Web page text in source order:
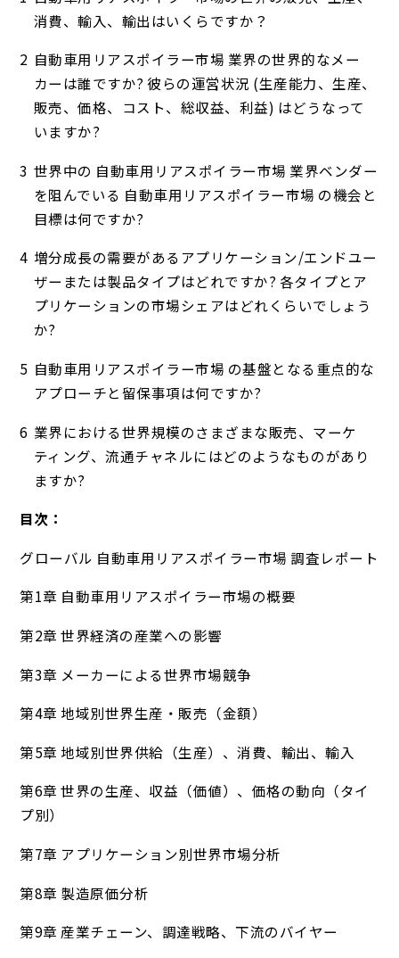
消費、輸入、輸出はいくらですか？
自動車用リアスポイラー市場 業界の世界的なメー
カーは誰ですか? 彼らの運営状況 (生産能力、生産、
販売、価格、コスト、総収益、利益) はどうなって
いますか?
世界中の 自動車用リアスポイラー市場 業界ベンダー
を阻んでいる 自動車用リアスポイラー市場 の機会と
目標は何ですか?
増分成長の需要があるアプリケーション/エンドユー
ザーまたは製品タイプはどれですか? 各タイプとア
プリケーションの市場シェアはどれくらいでしょう
か?
自動車用リアスポイラー市場 の基盤となる重点的な
アプローチと留保事項は何ですか?
業界における世界規模のさまざまな販売、マーケ
ティング、流通チャネルにはどのようなものがあり
ますか?
目次：
グローバル 自動車用リアスポイラー市場 調査レポート
第1章 自動車用リアスポイラー市場の概要
第2章 世界経済の産業への影響
第3章 メーカーによる世界市場競争
第4章 地域別世界生産・販売（金額）
第5章 地域別世界供給（生産）、消費、輸出、輸入
第6章 世界の生産、収益（価値）、価格の動向（タイ
プ別）
第7章 アプリケーション別世界市場分析
第8章 製造原価分析
第9章 産業チェーン、調達戦略、下流のバイヤー